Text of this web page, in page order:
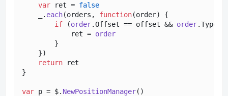
var ret = false
    _.
each(orders, function(order) {
if (order.Offset == offset && order.Type
            ret =
order
        }
    })
return ret
}
var p = $. NewPositionManager